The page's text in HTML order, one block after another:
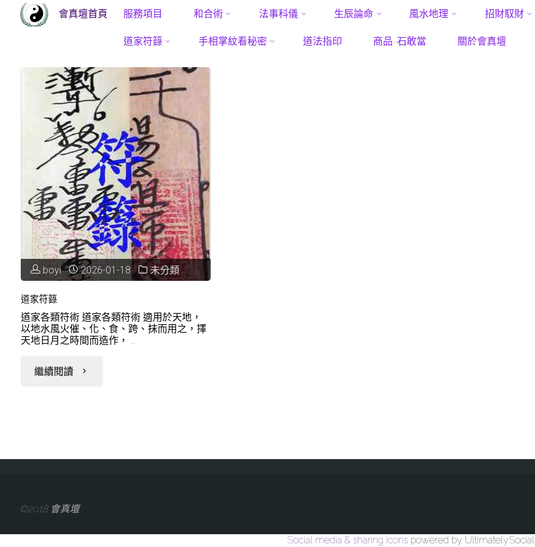
會真壇首頁 Skip
content
服務項目 和合術 法事科儀 生辰論命 風水地理 招財馭財
道家符籙 手相掌紋看秘密 道法指印 商品-石敢當 關於會真壇
HomePosts tagged "香火興旺符"
boyi 2026-01-18 未分類
道家符籙
道家各類符術 道家各類符術 適用於天地，
以地水風火催、化、食、跨、抹而用之，擇
天地日月之時間而造作， …
繼續閱讀 "道
籙"
©2018 會真壇
Social media & sharing icons powered by UltimatelySocial